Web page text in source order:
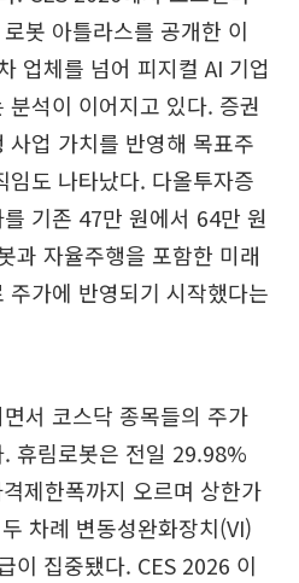
봇 아틀라스를 공개한 이
업체를 넘어 피지컬 AI 기업
석이 이어지고 있다. 증권
사업 가치를 반영해 목표주
임도 나타났다. 다올투자증
기존 47만 원에서 64만 원
과 자율주행을 포함한 미래
가에 반영되기 시작했다는
서 코스닥 종목들의 주가
휴림로봇은 전일 29.98%
제한폭까지 오르며 상한가
차례 변동성완화장치(VI)
이 집중됐다. CES 2026 이